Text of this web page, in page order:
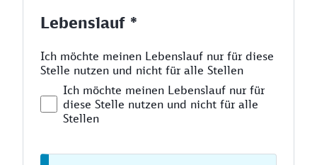
Lebenslauf *
Ich möchte meinen Lebenslauf nur für diese
Stelle nutzen und nicht für alle Stellen
Ich möchte meinen Lebenslauf nur für
diese Stelle nutzen und nicht für alle
Stellen